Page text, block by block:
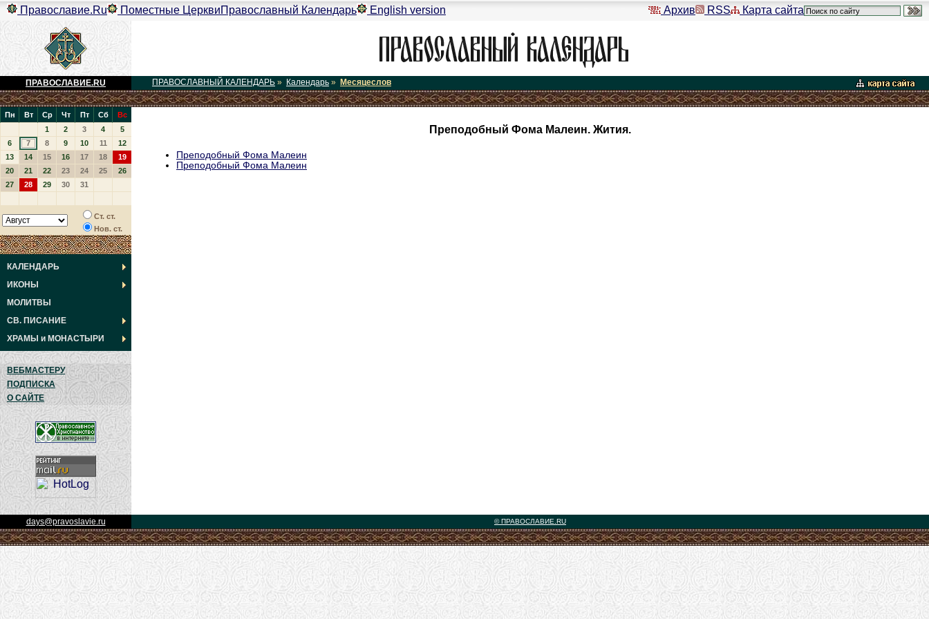
Архив RSS Карта сайта
Православие.Ru Поместные ЦерквиПравославный Календарь English version
ПРАВОСЛАВИЕ.RU ПРАВОСЛАВНЫЙ КАЛЕНДАРЬ » Календарь » Месяцеслов
Пн Вт Ср Чт Пт Сб
Вс
1
2 3 4
5
6
7 8 9 10 11
12
13
14 15 16 17 18
19
20
21 22 23 24 25
26
27
28 29 30 31
Ст. ст.
Нов. ст.
КАЛЕНДАРЬ
ИКОНЫ
МОЛИТВЫ
СВ. ПИСАНИЕ
ХРАМЫ и МОНАСТЫРИ
ВЕБМАСТЕРУ
ПОДПИСКА
О САЙТЕ
Преподобный Фома Малеин. Жития.
Преподобный Фома Малеин
Преподобный Фома Малеин
days@pravoslavie.ru © ПРАВОСЛАВИЕ.RU